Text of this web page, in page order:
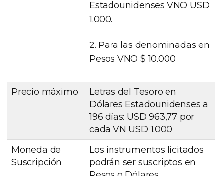
Estadounidenses VNO USD
1.000.
2. Para las denominadas en
Pesos VNO $ 10.000
Precio máximo
Letras del Tesoro en
Dólares Estadounidenses a
196 días: USD 963,77 por
cada VN USD 1.000
Moneda de
Suscripción
Los instrumentos licitados
podrán ser suscriptos en